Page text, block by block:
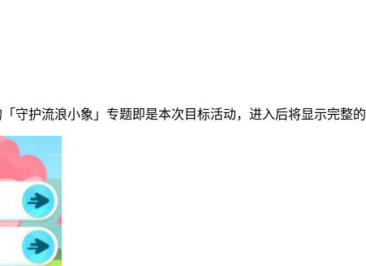
守护流浪小象」专题即是本次目标活动，进入后将显示完整的